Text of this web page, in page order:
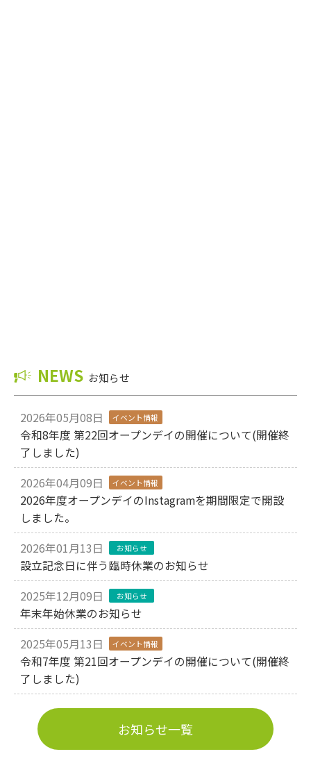
NEWS お知らせ
2026年05月08日 イベント情報
令和8年度 第22回オープンデイの開催について(開催終
了しました)
2026年04月09日
イベント情報
2026年度オープンデイのInstagramを期間限定で開設
しました。
2026年01月13日
お知らせ
設立記念日に伴う臨時休業のお知らせ
2025年12月09日
お知らせ
年末年始休業のお知らせ
2025年05月13日
イベント情報
令和7年度 第21回オープンデイの開催について(開催終
了しました)
お知らせ一覧